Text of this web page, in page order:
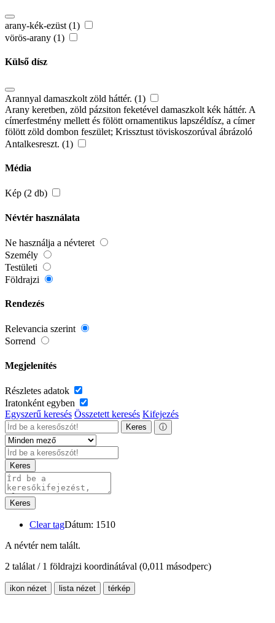
arany-kék-ezüst (1)
vörös-arany (1)
Külső dísz
Arannyal damaszkolt zöld háttér. (1)
Arany keretben, zöld pázsiton feketével damaszkolt kék háttér. A
címerfestmény mellett és fölött ornamentikus lapszéldísz, a címer
fölött zöld dombon feszület; Krissztust töviskoszorúval ábrázoló
Antalkesreszt. (1)
Média
Kép (2 db)
Névtér használata
Ne használja a névteret
Személy
Testületi
Földrajzi
Rendezés
Relevancia szerint
Sorrend
Megjelenítés
Részletes adatok
Iratonként egyben
Egyszerű keresés Összetett keresés Kifejezés
Keres ⓘ
Keres
Keres
Clear tagDátum: 1510
A névtér nem talált.
2 találat / 1 földrajzi koordinátával (0,011 másodperc)
ikon nézet lista nézet térkép